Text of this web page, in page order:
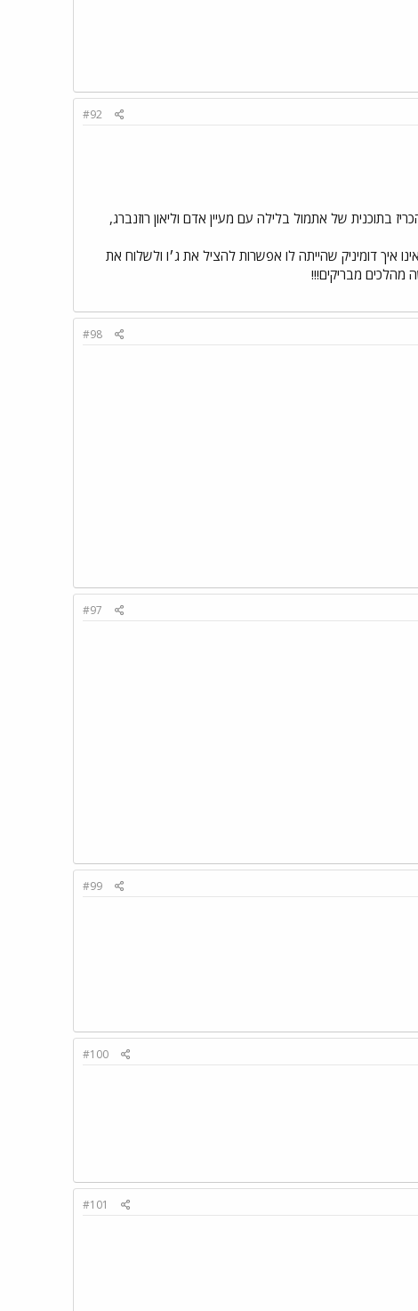
#92
בתוכנית של אתמול בלילה עם מעיין אדם וליאון רוזנברג,
איך דומיניק שהייתה לו אפשרות להציל את ג׳ו ולשלוח את
מהלכים מבריקים!!!
#98
#97
#99
#100
#101